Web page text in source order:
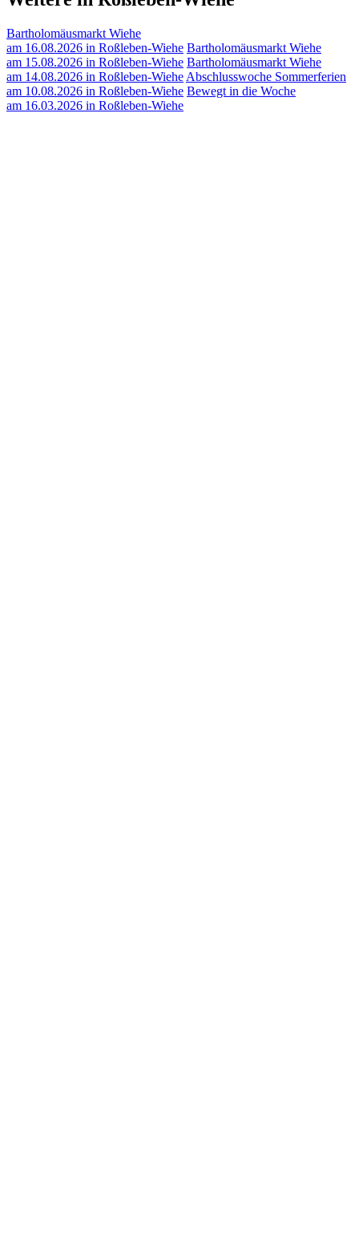
Bartholomäusmarkt Wiehe
am 16.08.2026 in Roßleben-Wiehe Bartholomäusmarkt Wiehe
am 15.08.2026 in Roßleben-Wiehe Bartholomäusmarkt Wiehe
am 14.08.2026 in Roßleben-Wiehe Abschlusswoche Sommerferien
am 10.08.2026 in Roßleben-Wiehe Bewegt in die Woche
am 16.03.2026 in Roßleben-Wiehe